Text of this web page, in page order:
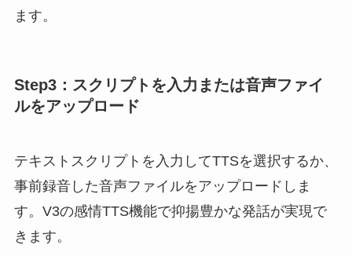
ます。
Step3：スクリプトを入力または音声ファイ
ルをアップロード
テキストスクリプトを入力してTTSを選択するか、
事前録音した音声ファイルをアップロードしま
す。V3の感情TTS機能で抑揚豊かな発話が実現で
きます。